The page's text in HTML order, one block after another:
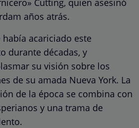
años atrás.
había acariciado este
durante décadas, y
su visión sobre los
de su amada Nueva York. La
de la época se combina con
y una trama de